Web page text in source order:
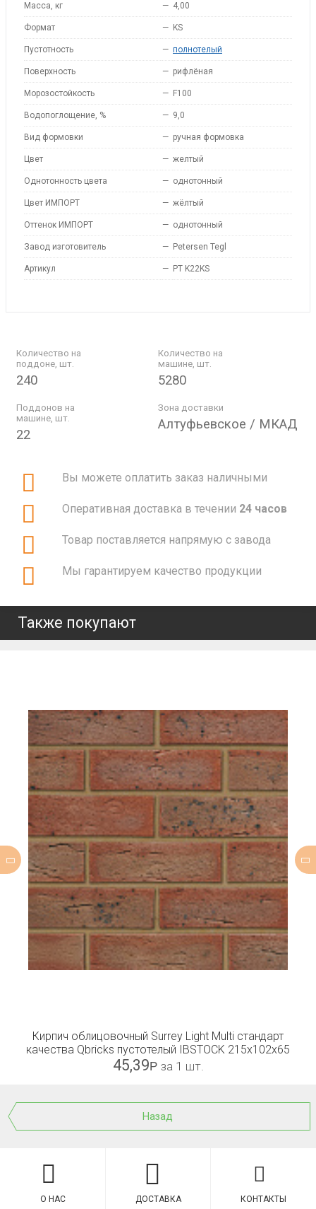
Масса, кг — 4,00
Формат — KS
Пустотность — полнотелый
Поверхность — рифлёная
Морозостойкость — F100
Водопоглощение, % — 9,0
Вид формовки — ручная формовка
Цвет — желтый
Однотонность цвета — однотонный
Цвет ИМПОРТ — жёлтый
Оттенок ИМПОРТ — однотонный
Завод изготовитель — Petersen Tegl
Артикул — PT K22KS
Количество на
поддоне, шт.
240
Количество на
машине, шт.
5280
Поддонов на
машине, шт.
22
Зона доставки
Алтуфьевское / МКАД
Вы можете оплатить заказ наличными
Оперативная доставка в течении 24 часов
Товар поставляется напрямую с завода
Мы гарантируем качество продукции
Также покупают
Кирпич облицовочный Surrey Light Multi стандарт
качества Qbricks пустотелый IBSTOCK 215x102x65
45,39Р за 1 шт.
Назад
О НАС ДОСТАВКА КОНТАКТЫ